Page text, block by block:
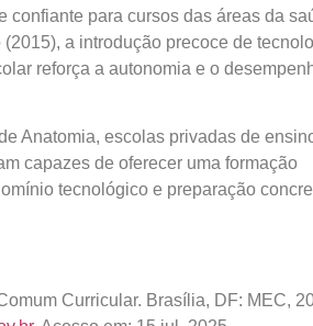
confiante para cursos das áreas da
a introdução precoce de
reforça a autonomia e o
escolas privadas de
capazes de oferecer uma formação
tecnológico e preparação
Curricular. Brasília, DF: MEC,